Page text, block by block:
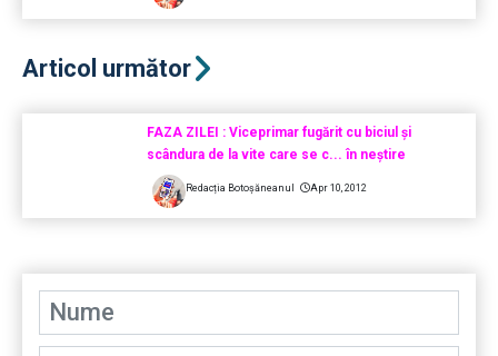
Articol următor
FAZA ZILEI : Viceprimar fugărit cu biciul şi
scândura de la vite care se c... în neștire
Redacția Botoșăneanul Apr 10, 2012